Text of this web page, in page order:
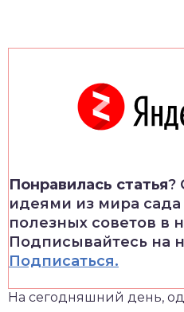
Понравилась статья?
идеями из мира сада
полезных советов в
Подписывайтесь на
Подписаться.
На сегодняшний день,